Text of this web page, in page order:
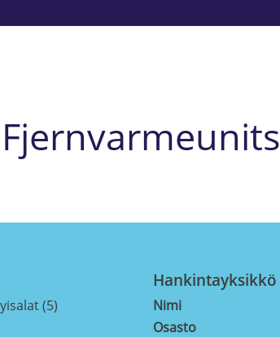
Fjernvarmeunits
(5)
Hankintayksikkö
Nimi
Osasto